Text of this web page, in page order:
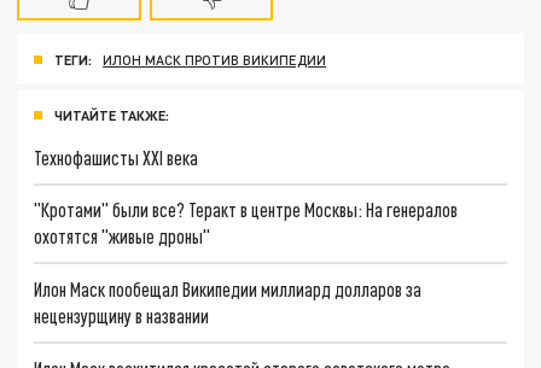
ТЕГИ: ИЛОН МАСК ПРОТИВ ВИКИПЕДИИ
ЧИТАЙТЕ ТАКЖЕ:
Технофашисты XXI века
"Кротами" были все? Теракт в центре Москвы: На генералов
охотятся "живые дроны"
Илон Маск пообещал Википедии миллиард долларов за
нецензурщину в названии